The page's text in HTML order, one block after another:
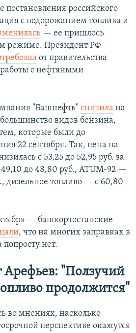
постановления российского
с подорожанием топлива и
— ее пришлось
режиме. Президент РФ
от правительства
с нефтяными
"Башнефть" снизила на
видов бензина,
которые были до
22 сентября. Так, цена на
с 53,25 до 52,95 руб. за
до 48,80 руб., ATUM-92 —
дизельное топливо — с 60,80
— башкортостанские
, что на многих заправках в
попросту нет.
Арефьев: "Ползучий
продолжится"
во мнениях, насколько
перспективе окажутся